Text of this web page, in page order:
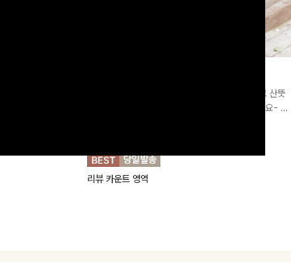
[청순무드/체형커버]꾸안꾸 무드의 정석🤍 가볍고 산뜻
한 착용감으로 여름 내내 손이 자주 가는 원피스예요- 은
리뷰 카운트 영역